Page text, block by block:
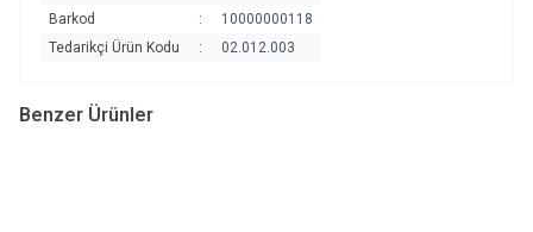
Barkod
:
10000000118
Tedarikçi Ürün Kodu
: 02.012.003
Benzer Ürünler